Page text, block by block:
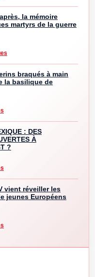
la mémoire
martyrs de la guerre
braqués à main
la basilique de
: DES
À
?
vient réveiller les
jeunes Européens